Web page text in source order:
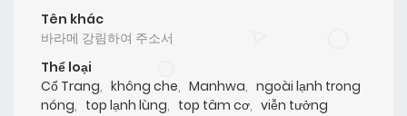
Tên khác
바라메 강림하여 주소서
Thể loại
Cổ Trang, không che, Manhwa, ngoài lạnh trong
nóng, top lạnh lùng, top tâm cơ, viễn tưởng